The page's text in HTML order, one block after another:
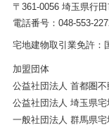
〒361-0056 埼玉県行
電話番号：048-553-
宅地建物取引業免許：
加盟団体
公益社団法人 首都圏
公益社団法人 埼玉県
一般社団法人 群馬県